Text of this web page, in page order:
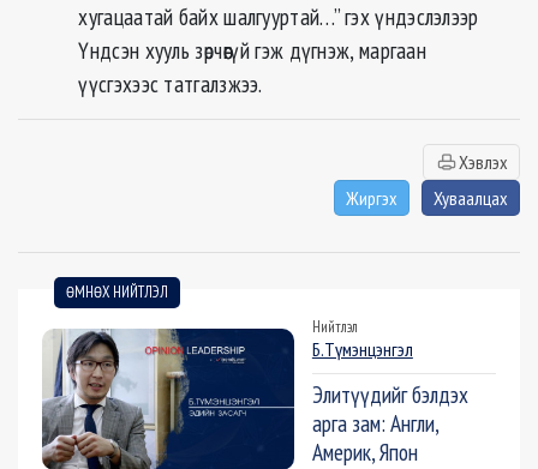
хугацаатай байх шалгууртай…” гэх үндэслэлээр
Үндсэн хууль зөрчөөгүй гэж дүгнэж, маргаан
үүсгэхээс татгалзжээ.
Хэвлэх
Жиргэх
Хуваалцах
ӨМНӨХ НИЙТЛЭЛ
Нийтлэл
Б.Түмэнцэнгэл
Элитүүдийг бэлдэх
арга зам: Англи,
Америк, Япон